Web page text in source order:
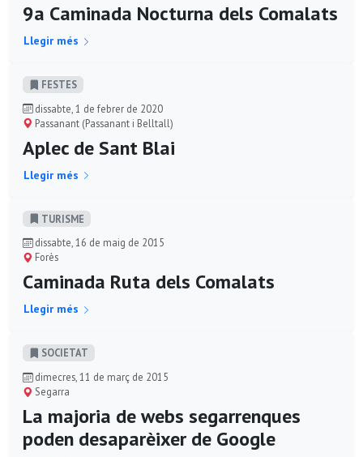
9a Caminada Nocturna dels Comalats
Llegir més
FESTES
dissabte, 1 de febrer de 2020
Passanant (Passanant i Belltall)
Aplec de Sant Blai
Llegir més
TURISME
dissabte, 16 de maig de 2015
Forès
Caminada Ruta dels Comalats
Llegir més
SOCIETAT
dimecres, 11 de març de 2015
Segarra
La majoria de webs segarrenques
poden desaparèixer de Google